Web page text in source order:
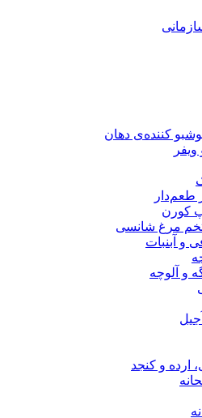
کننده‌ی دهان
طعم‌دار
کورن
مرغ شانسی
و آبنبات
و آلوچه
ارده و کنجد